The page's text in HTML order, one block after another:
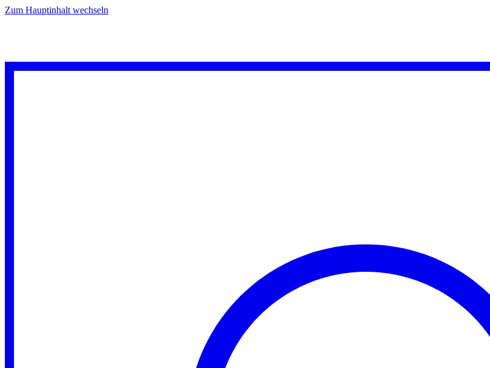
Zum Hauptinhalt wechseln